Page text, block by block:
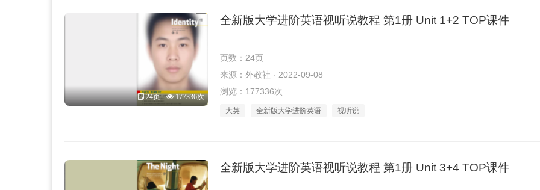
24页 177336次
全新版大学进阶英语视听说教程 第1册 Unit 1+2 TOP课件
页数：24页
来源：外教社 · 2022-09-08
浏览：177336次
大英 全新版大学进阶英语 视听说
全新版大学进阶英语视听说教程 第1册 Unit 3+4 TOP课件